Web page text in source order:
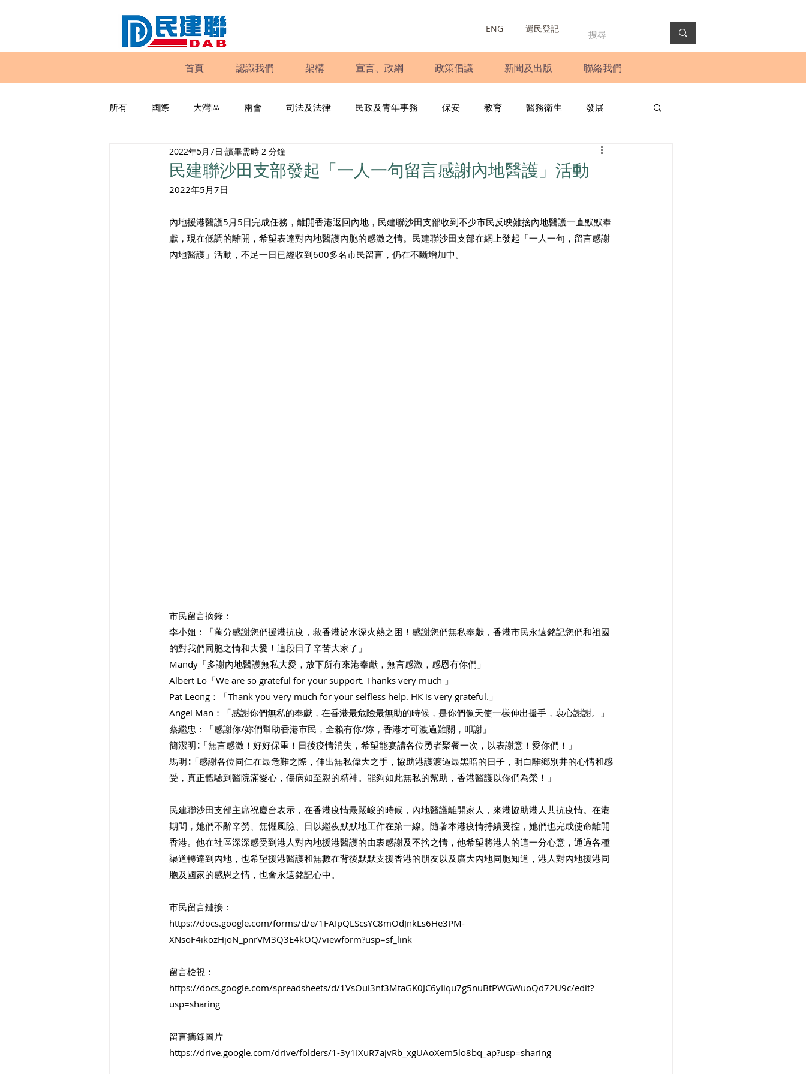
ENG 選民登記
首頁 認識我們 架構 宣言、政綱 政策倡議 新聞及出版 聯絡我們
所有 國際 大灣區 兩會 司法及法律 民政及青年事務 保安 教育 醫務衛生 發展
工商專業 家庭 圓桌會議
議會監察 區議會
民建聯沙田支部發起「一人一句留言感謝內地醫護」活動
2022年5月7日 讀畢需時 2 分鐘
2022年5月7日
內地援港醫護5月5日完成任務，離開香港返回內地，民建聯沙田支部收到不少市民反映難捨內地醫護一直默默奉
獻，現在低調的離開，希望表達對內地醫護內胞的感激之情。民建聯沙田支部在網上發起「一人一句，留言感謝
內地醫護」活動，不足一日已經收到600多名市民留言，仍在不斷增加中。
市民留言摘錄：
李小姐：「萬分感謝您們援港抗疫，救香港於水深火熱之困！感謝您們無私奉獻，香港市民永遠銘記您們和祖國
的對我們同胞之情和大愛！這段日子辛苦大家了」
Mandy「多謝內地醫護無私大愛，放下所有來港奉獻，無言感激，感恩有你們」
Albert Lo「We are so grateful for your support. Thanks very much 」
Pat Leong：「Thank you very much for your selfless help. HK is very grateful.」
Angel Man：「感謝你們無私的奉獻，在香港最危險最無助的時候，是你們像天使一樣伸出援手，衷心謝謝。」
蔡繼忠：「感謝你/妳們幫助香港市民，全賴有你/妳，香港才可渡過難關，叩謝」
簡潔明∶「無言感激！好好保重！日後疫情消失，希望能宴請各位勇者聚餐一次，以表謝意！愛你們！」
馬明∶「感謝各位同仁在最危難之際，伸出無私偉大之手，協助港護渡過最黑暗的日子，明白離鄉別井的心情和感
受，真正體驗到醫院滿愛心，傷病如至親的精神。能夠如此無私的幚助，香港醫護以你們為榮！」
民建聯沙田支部主席祝慶台表示，在香港疫情最嚴峻的時候，內地醫護離開家人，來港協助港人共抗疫情。在港
期間，她們不辭辛勞、無懼風險、日以繼夜默默地工作在第一線。隨著本港疫情持續受控，她們也完成使命離開
香港。他在社區深深感受到港人對內地援港醫護的由衷感謝及不捨之情，他希望將港人的這一分心意，通過各種
渠道轉達到內地，也希望援港醫護和無數在背後默默支援香港的朋友以及廣大內地同胞知道，港人對內地援港同
胞及國家的感恩之情，也會永遠銘記心中。
市民留言鏈接：
https://docs.google.com/forms/d/e/1FAIpQLScsYC8mOdJnkLs6He3PM-
XNsoF4ikozHjoN_pnrVM3Q3E4kOQ/viewform?usp=sf_link
留言檢視：
https://docs.google.com/spreadsheets/d/1VsOui3nf3MtaGK0JC6yIiqu7g5nuBtPWGWuoQd72U9c/edit?
usp=sharing
留言摘錄圖片
https://drive.google.com/drive/folders/1-3y1IXuR7ajvRb_xgUAoXem5lo8bq_ap?usp=sharing